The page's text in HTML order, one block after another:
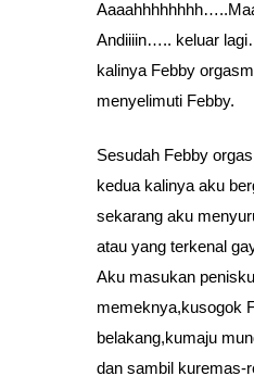
Andiiiin….. keluar
kalinya Febby
menyelimuti Febby.
Sesudah Febby
kedua kalinya aku
sekarang aku
atau yang terkenal
Aku masukan
memeknya,kusogok
belakang,kumaju
dan sambil kuremas-